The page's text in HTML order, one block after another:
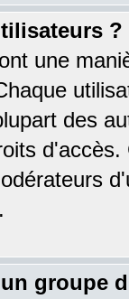
?
une
des
groupe